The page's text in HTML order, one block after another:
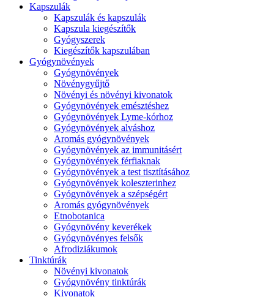
Kapszulák
Kapszulák és kapszulák
Kapszula kiegészítők
Gyógyszerek
Kiegészítők kapszulában
Gyógynövények
Gyógynövények
Növénygyűjtő
Növényi és növényi kivonatok
Gyógynövények emésztéshez
Gyógynövények Lyme-kórhoz
Gyógynövények alváshoz
Aromás gyógynövények
Gyógynövények az immunitásért
Gyógynövények férfiaknak
Gyógynövények a test tisztításához
Gyógynövények koleszterinhez
Gyógynövények a szépségért
Aromás gyógynövények
Etnobotanica
Gyógynövény keverékek
Gyógynövényes felsők
Afrodiziákumok
Tinktúrák
Növényi kivonatok
Gyógynövény tinktúrák
Kivonatok